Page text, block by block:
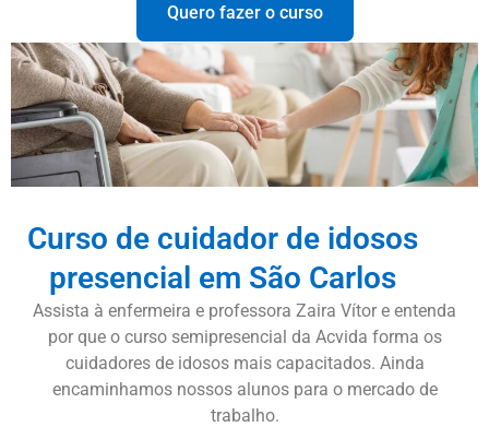
Quero fazer o curso
Curso de cuidador de idosos
presencial em São Carlos
Assista à enfermeira e professora Zaira Vítor e entenda
por que o curso semipresencial da Acvida forma os
cuidadores de idosos mais capacitados. Ainda
encaminhamos nossos alunos para o mercado de
trabalho.